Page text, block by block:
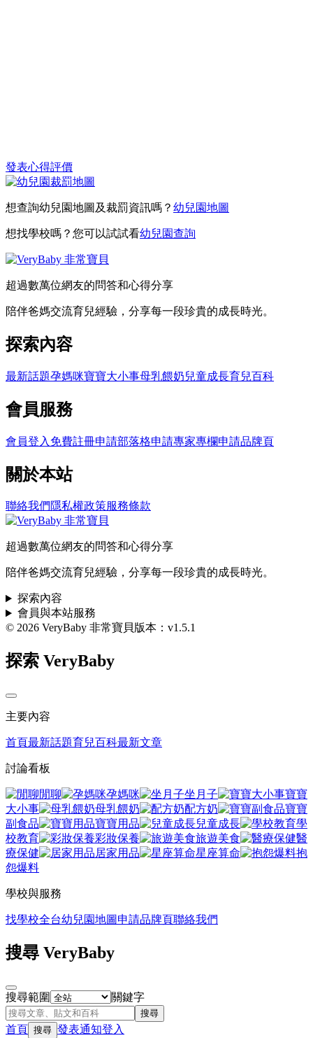
發表心得評價
想查詢幼兒園地圖及裁罰資訊嗎？ 幼兒園地圖
想找學校嗎？您可以試試看幼兒園查詢
超過數萬位網友的問答和心得分享
陪伴爸媽交流育兒經驗，分享每一段珍貴的成長時光。
探索內容
最新話題孕媽咪寶寶大小事母乳餵奶兒童成長育兒百科
會員服務
會員登入 免費註冊申請部落格申請專家專欄申請品牌頁
關於本站
聯絡我們 隱私權政策服務條款
超過數萬位網友的問答和心得分享
陪伴爸媽交流育兒經驗，分享每一段珍貴的成長時光。
探索內容
會員與本站服務
© 2026 VeryBaby 非常寶貝版本：v1.5.1
探索 VeryBaby
主要內容
首頁最新話題育兒百科最新文章
討論看板
閒聊 孕媽咪 坐月子
寶寶
大小事
母乳餵奶 配方奶
寶寶
副食品
寶寶用品 兒童成長
學
校教育
彩妝保養 旅遊美食
醫
療保健
居家用品 星座算命
抱
怨爆料
學校與服務
找學校全台幼兒園地圖 申請品牌頁聯絡我們
搜尋 VeryBaby
搜尋範圍 關鍵字
搜尋
首頁 搜尋 發表通知登入